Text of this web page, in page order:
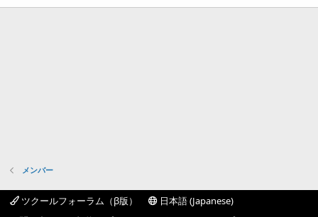
メンバー
ツクールフォーラム（β版）
日本語 (Japanese)